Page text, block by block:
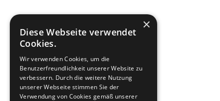
×
Diese Webseite verwendet
Cookies.
Wir verwenden Cookies, um die
Benutzerfreundlichkeit unserer Website zu
verbessern. Durch die weitere Nutzung
unserer Webseite stimmen Sie der
Verwendung von Cookies gemäß unserer